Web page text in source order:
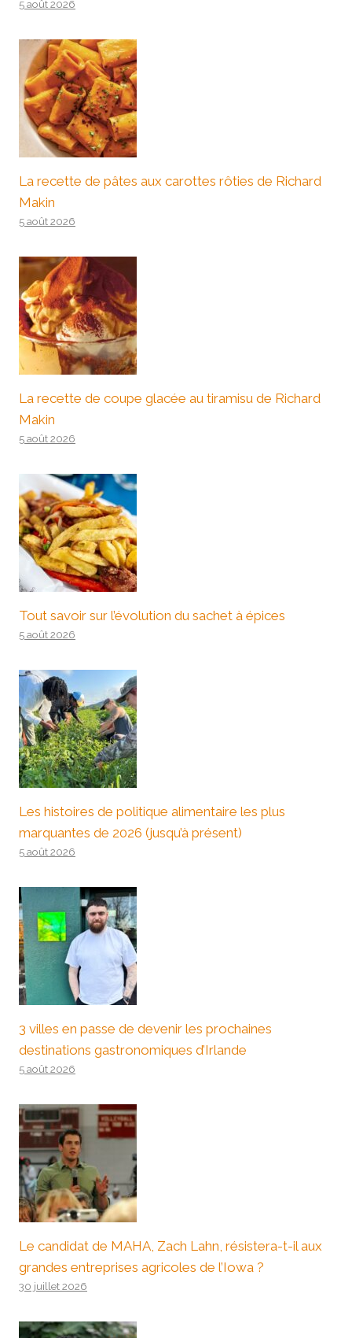
5 août 2026
La recette de pâtes aux carottes rôties de Richard
Makin
5 août 2026
La recette de coupe glacée au tiramisu de Richard
Makin
5 août 2026
Tout savoir sur l’évolution du sachet à épices
5 août 2026
Les histoires de politique alimentaire les plus
marquantes de 2026 (jusqu’à présent)
5 août 2026
3 villes en passe de devenir les prochaines
destinations gastronomiques d’Irlande
5 août 2026
Le candidat de MAHA, Zach Lahn, résistera-t-il aux
grandes entreprises agricoles de l’Iowa ?
30 juillet 2026